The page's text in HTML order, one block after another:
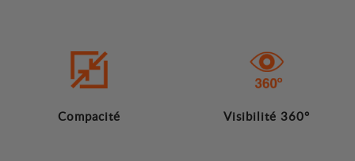
Compacité Visibilité 360°